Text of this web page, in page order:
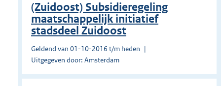
(Zuidoost) Subsidieregeling
maatschappelijk initiatief
stadsdeel Zuidoost
Geldend van 01-10-2016 t/m heden
Uitgegeven door: Amsterdam